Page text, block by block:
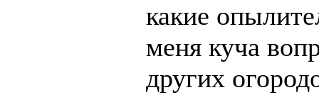
какие
меня куча
других